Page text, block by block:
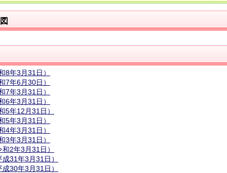
8年3月31日）
7年6月30日）
7年3月31日）
6年3月31日）
5年12月31日）
5年3月31日）
4年3月31日）
3年3月31日）
2年3月31日）
31年3月31日）
30年3月31日）